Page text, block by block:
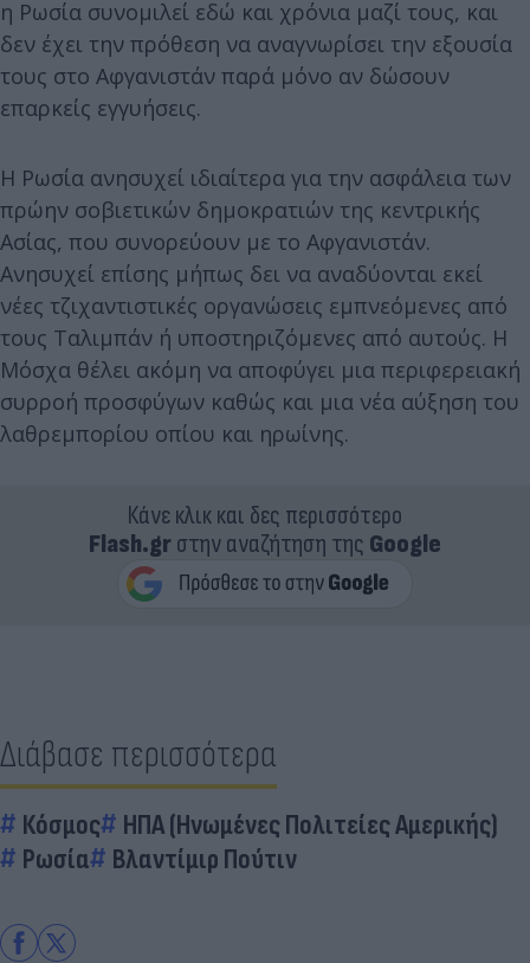
η Ρωσία συνομιλεί εδώ και χρόνια μαζί τους, και
δεν έχει την πρόθεση να αναγνωρίσει την εξουσία
τους στο Αφγανιστάν παρά μόνο αν δώσουν
επαρκείς εγγυήσεις.
Η Ρωσία ανησυχεί ιδιαίτερα για την ασφάλεια των
πρώην σοβιετικών δημοκρατιών της κεντρικής
Ασίας, που συνορεύουν με το Αφγανιστάν.
Ανησυχεί επίσης μήπως δει να αναδύονται εκεί
νέες τζιχαντιστικές οργανώσεις εμπνεόμενες από
τους Ταλιμπάν ή υποστηριζόμενες από αυτούς. Η
Μόσχα θέλει ακόμη να αποφύγει μια περιφερειακή
συρροή προσφύγων καθώς και μια νέα αύξηση του
λαθρεμπορίου οπίου και ηρωίνης.
Κάνε κλικ και δες περισσότερο
Flash.grστην αναζήτηση της Google
Διάβασε περισσότερα
Κόσμος
ΗΠΑ (Ηνωμένες Πολιτείες Αμερικής)
Ρωσία
Βλαντίμιρ Πούτιν